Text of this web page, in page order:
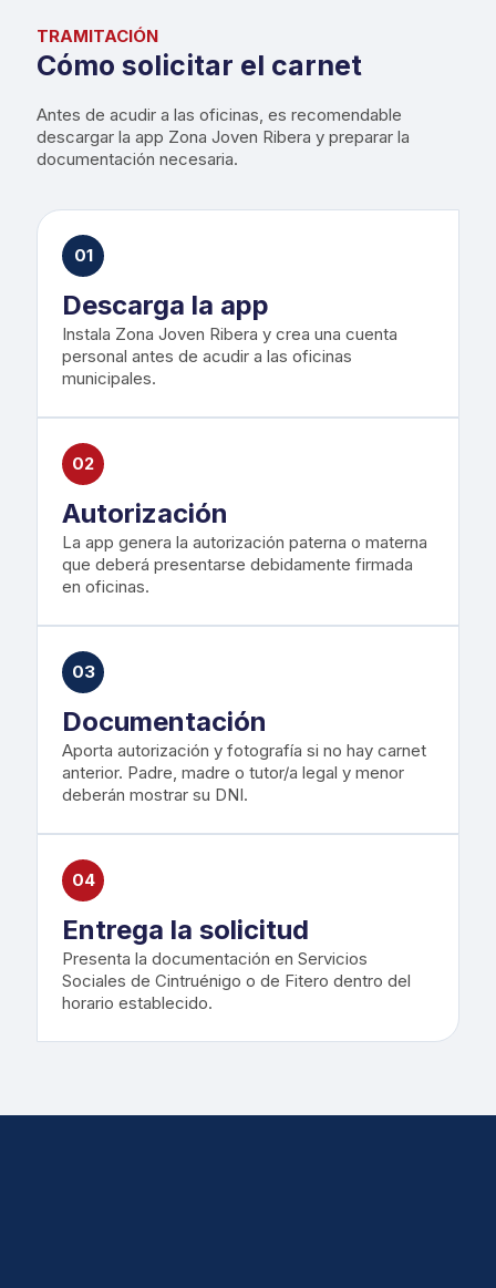
TRAMITACIÓN
Cómo solicitar el carnet
Antes de acudir a las oficinas, es recomendable
descargar la app Zona Joven Ribera y preparar la
documentación necesaria.
01
Descarga la app
Instala Zona Joven Ribera y crea una cuenta
personal antes de acudir a las oficinas
municipales.
02
Autorización
La app genera la autorización paterna o materna
que deberá presentarse debidamente firmada
en oficinas.
03
Documentación
Aporta autorización y fotografía si no hay carnet
anterior. Padre, madre o tutor/a legal y menor
deberán mostrar su DNI.
04
Entrega la solicitud
Presenta la documentación en Servicios
Sociales de Cintruénigo o de Fitero dentro del
horario establecido.